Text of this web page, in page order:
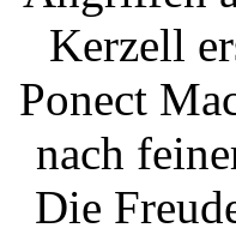
Kerzell
Ponect
nach
Die